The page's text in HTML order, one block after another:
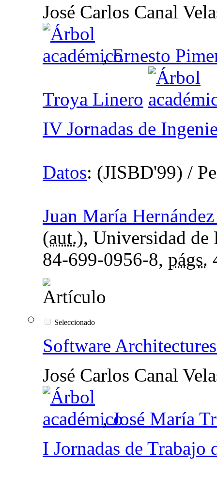
José Carlos Canal
,Ernesto
Troya Linero
IV Jornadas de
Datos: (JISBD'99) /
Juan María
(aut.), Universidad de
84-699-0956-8, págs.
Seleccionado
Software
José Carlos Canal
,José María
I Jornadas de Trabajo